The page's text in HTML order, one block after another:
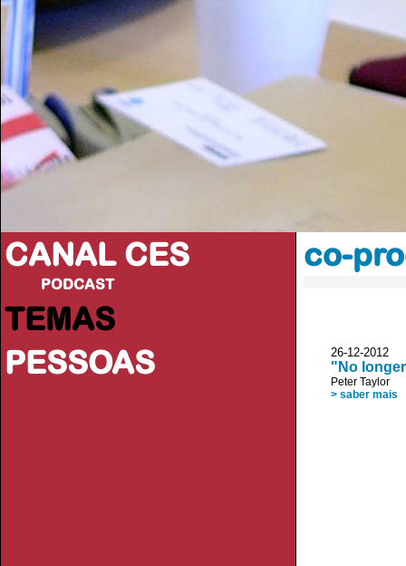
CANAL CES
PODCAST
TEMAS
PESSOAS
co-
26-12-
"No
Peter Taylor
> saber mais